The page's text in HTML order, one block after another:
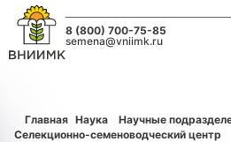
8 (800) 700-75-85
semena@vniimk.ru
Главная Наука
Научные
Селекционно-семеноводческий центр